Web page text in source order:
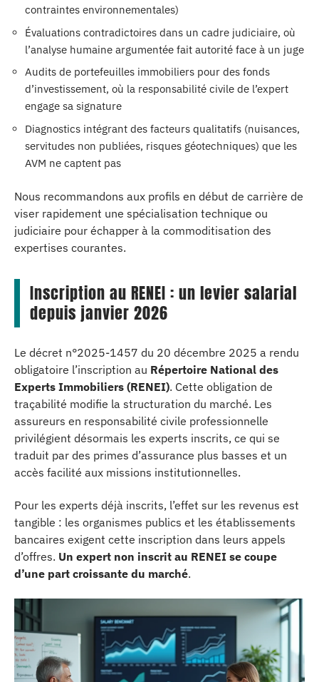
contraintes environnementales)
Évaluations contradictoires dans un cadre judiciaire, où
l’analyse humaine argumentée fait autorité face à un juge
Audits de portefeuilles immobiliers pour des fonds
d’investissement, où la responsabilité civile de l’expert
engage sa signature
Diagnostics intégrant des facteurs qualitatifs (nuisances,
servitudes non publiées, risques géotechniques) que les
AVM ne captent pas
Nous recommandons aux profils en début de carrière de
viser rapidement une spécialisation technique ou
judiciaire pour échapper à la commoditisation des
expertises courantes.
Inscription au RENEI : un levier salarial
depuis janvier 2026
Le décret n°2025-1457 du 20 décembre 2025 a rendu
obligatoire l’inscription au Répertoire National des
Experts Immobiliers (RENEI). Cette obligation de
traçabilité modifie la structuration du marché. Les
assureurs en responsabilité civile professionnelle
privilégient désormais les experts inscrits, ce qui se
traduit par des primes d’assurance plus basses et un
accès facilité aux missions institutionnelles.
Pour les experts déjà inscrits, l’effet sur les revenus est
tangible : les organismes publics et les établissements
bancaires exigent cette inscription dans leurs appels
d’offres. Un expert non inscrit au RENEI se coupe
d’une part croissante du marché.